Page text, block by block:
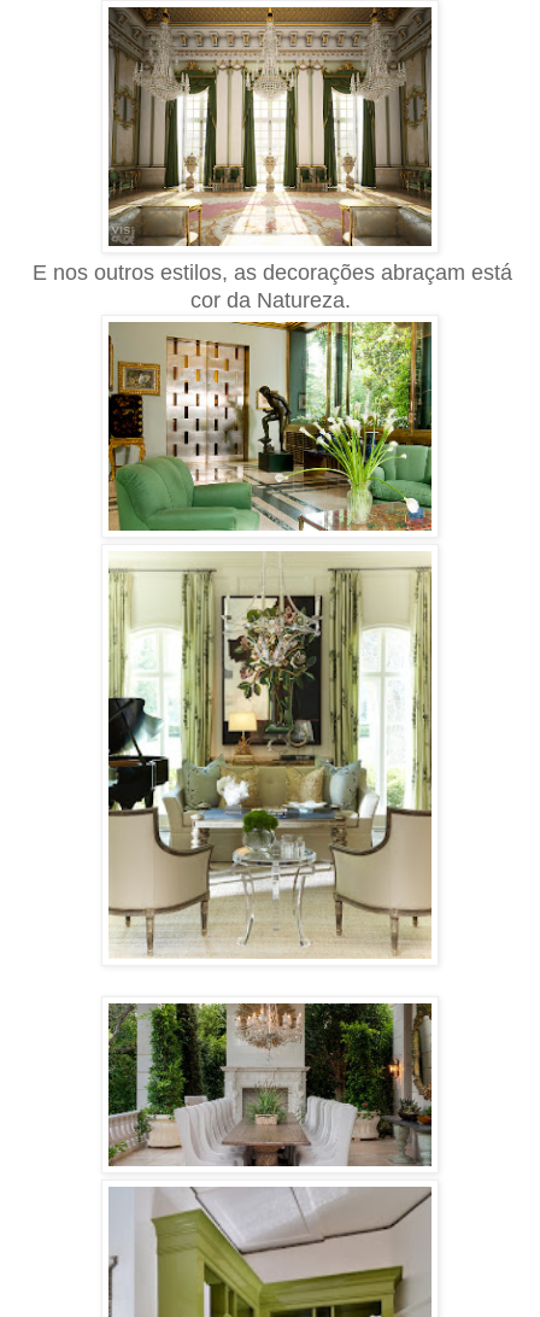
E nos outros estilos, as decorações abraçam está
cor da Natureza.